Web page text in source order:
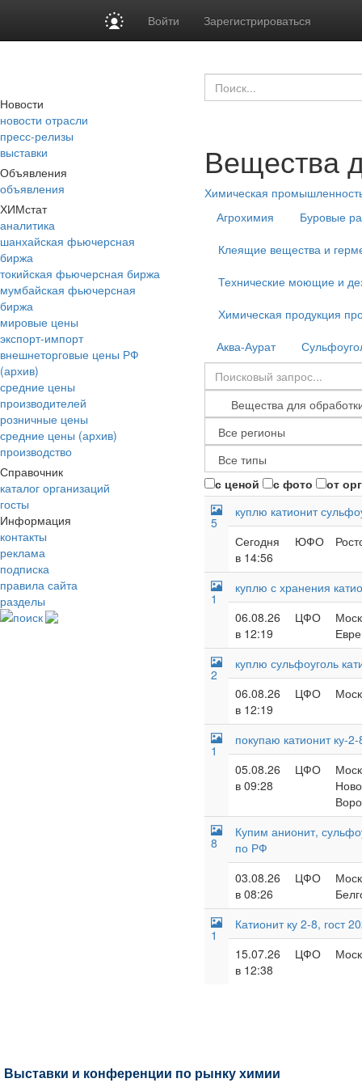
Войти Зарегистрироваться
Новости
новости отрасли
пресс-релизы
выставки
Объявления
объявления
ХИМстат
аналитика
шанхайская фьючерсная
биржа
токийская фьючерсная биржа
мумбайская фьючерсная
биржа
мировые цены
экспорт-импорт
внешнеторговые цены РФ
(архив)
средние цены
производителей
розничные цены
средние цены (архив)
производство
Справочник
каталог организаций
госты
Информация
контакты
реклама
подписка
правила сайта
разделы
поиск
Вещества
Химическая
Агрохимия
Буровые
Клеящие вещества и
Технические моющие и
Химическая продукция
Аква-Аурат
с ценой с фото от
5
куплю катионит
Сегодня
в 14:56
ЮФО
1
куплю с хранения
06.08.26
в 12:19
ЦФО
2
куплю сульфоуголь
06.08.26
в 12:19
ЦФО
1
покупаю катионит ку-
05.08.26
в 09:28
ЦФО
8
Купим анионит,
по РФ
03.08.26
в 08:26
ЦФО
1
Катионит ку 2-8, гост
15.07.26
в 12:38
ЦФО
Выставки и конференции по рынку химии